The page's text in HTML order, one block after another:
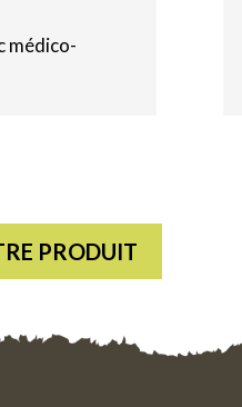
médico-
PRODUIT